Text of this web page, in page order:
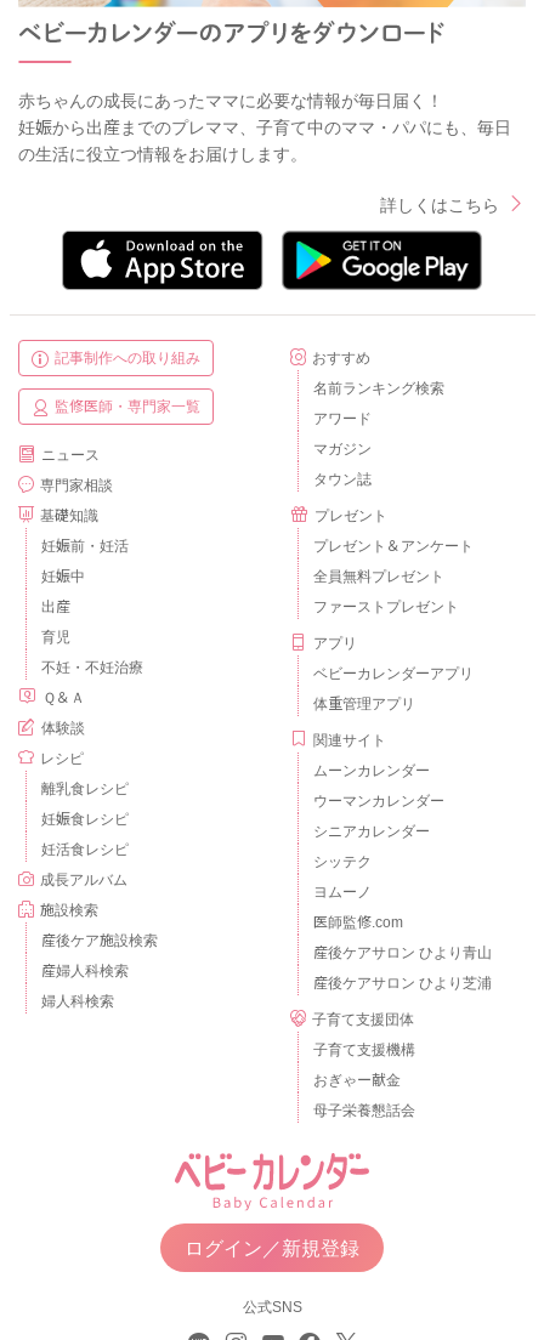
赤ちゃんの成長にあったママに必要な情報が毎日届く！
妊娠から出産までのプレママ、子育て中のママ・パパにも、毎日
の生活に役立つ情報をお届けします。
詳しくはこちら
記事制作への取り組み
監修医師・専門家一覧
ニュース
専門家相談
基礎知識
妊娠前・妊活
妊娠中
出産
育児
不妊・不妊治療
Ｑ＆Ａ
体験談
レシピ
離乳食レシピ
妊娠食レシピ
妊活食レシピ
成長アルバム
施設検索
産後ケア施設検索
産婦人科検索
婦人科検索
おすすめ
名前ランキング検索
アワード
マガジン
タウン誌
プレゼント
プレゼント＆アンケート
全員無料プレゼント
ファーストプレゼント
アプリ
ベビーカレンダーアプリ
体重管理アプリ
関連サイト
ムーンカレンダー
ウーマンカレンダー
シニアカレンダー
シッテク
ヨムーノ
医師監修.com
産後ケアサロン ひより青山
産後ケアサロン ひより芝浦
子育て支援団体
子育て支援機構
おぎゃー献金
母子栄養懇話会
ログイン／新規登録
公式SNS